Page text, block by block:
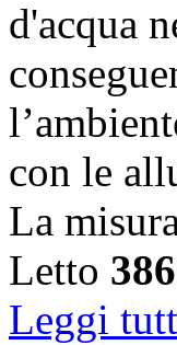
d'acqua
con le
La
Letto
Leggi